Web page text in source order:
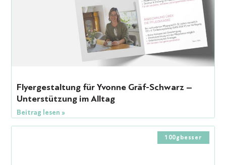
Flyergestaltung für Yvonne Gräf-Schwarz –
Unterstützung im Alltag
Beitrag lesen »
100gbesser